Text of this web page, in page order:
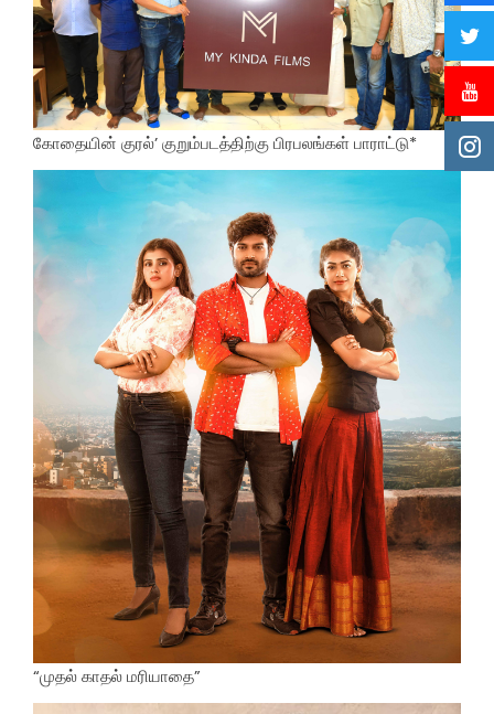
கோதையின் குரல்’ குறும்படத்திற்கு பிரபலங்கள் பாராட்டு*
“முதல் காதல் மரியாதை”